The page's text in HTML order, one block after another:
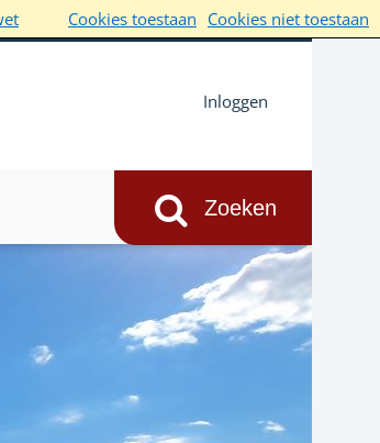
Cookies toestaan Cookies niet toestaan
Inloggen